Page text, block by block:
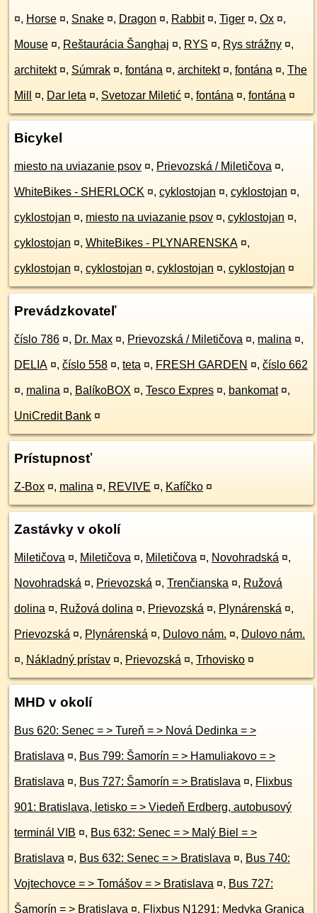
¤, Horse ¤, Snake ¤, Dragon ¤, Rabbit ¤, Tiger ¤, Ox ¤,
Mouse ¤, Reštaurácia Šanghaj ¤, RYS ¤, Rys strážny ¤,
architekt ¤, Súmrak ¤, fontána ¤, architekt ¤, fontána ¤, The
Mill ¤, Dar leta ¤, Svetozar Miletić ¤, fontána ¤, fontána ¤
Bicykel
miesto na uviazanie psov ¤, Prievozská / Miletičova ¤,
WhiteBikes - SHERLOCK ¤, cyklostojan ¤, cyklostojan ¤,
cyklostojan ¤, miesto na uviazanie psov ¤, cyklostojan ¤,
cyklostojan ¤, WhiteBikes - PLYNARENSKA ¤,
cyklostojan ¤, cyklostojan ¤, cyklostojan ¤, cyklostojan ¤
Prevádzkovateľ
číslo 786 ¤, Dr. Max ¤, Prievozská / Miletičova ¤, malina ¤,
DELIA ¤, číslo 558 ¤, teta ¤, FRESH GARDEN ¤, číslo 662
¤, malina ¤, BalíkoBOX ¤, Tesco Expres ¤, bankomat ¤,
UniCredit Bank ¤
Prístupnosť
Z-Box ¤, malina ¤, REVIVE ¤, Kafíčko ¤
Zastávky v okolí
Miletičova ¤, Miletičova ¤, Miletičova ¤, Novohradská ¤,
Novohradská ¤, Prievozská ¤, Trenčianska ¤, Ružová
dolina ¤, Ružová dolina ¤, Prievozská ¤, Plynárenská ¤,
Prievozská ¤, Plynárenská ¤, Dulovo nám. ¤, Dulovo nám.
¤, Nákladný prístav ¤, Prievozská ¤, Trhovisko ¤
MHD v okolí
Bus 620: Senec = > Tureň = > Nová Dedinka = >
Bratislava ¤, Bus 799: Šamorín = > Hamuliakovo = >
Bratislava ¤, Bus 727: Šamorín = > Bratislava ¤, Flixbus
901: Bratislava, letisko = > Viedeň Erdberg, autobusový
terminál VIB ¤, Bus 632: Senec = > Malý Biel = >
Bratislava ¤, Bus 632: Senec = > Bratislava ¤, Bus 740:
Vojtechovce = > Tomášov = > Bratislava ¤, Bus 727:
Šamorín = > Bratislava ¤, Flixbus N1291: Medyka Granica